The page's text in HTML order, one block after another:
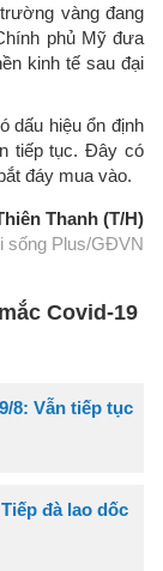
vàng đang
phủ Mỹ đưa
kinh tế sau đại
dấu hiệu ổn định
tiếp tục. Đây có
đáy mua vào.
Thanh (T/H)
sống Plus/GĐVN
Covid-19
8: Vẫn tiếp tục
đà lao dốc